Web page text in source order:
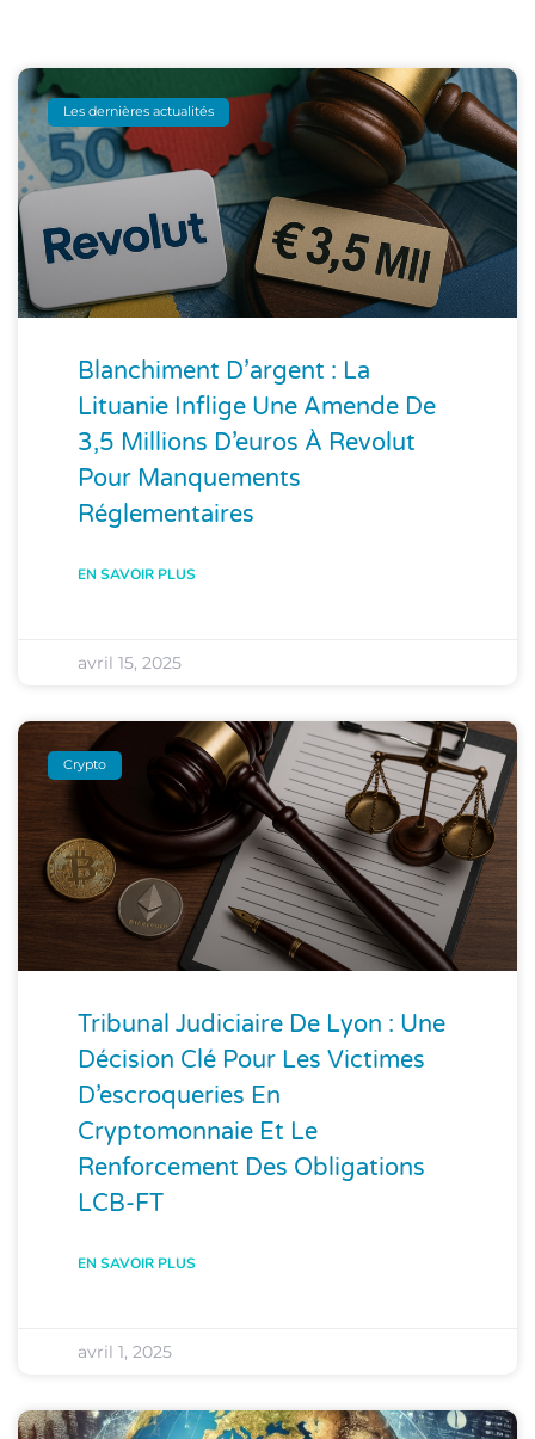
Les dernières actualités
Blanchiment D’argent : La
Lituanie Inflige Une Amende De
3,5 Millions D’euros À Revolut
Pour Manquements
Réglementaires
EN SAVOIR PLUS
avril 15, 2025
Crypto
Tribunal Judiciaire De Lyon : Une
Décision Clé Pour Les Victimes
D’escroqueries En
Cryptomonnaie Et Le
Renforcement Des Obligations
LCB-FT
EN SAVOIR PLUS
avril 1, 2025